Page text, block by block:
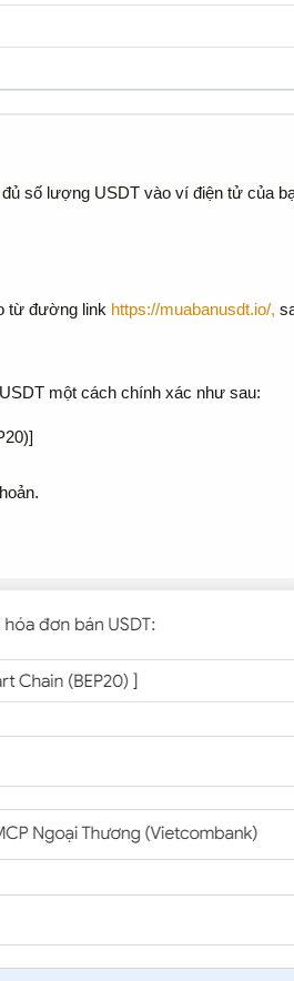
số lượng USDT vào ví điện tử của
từ đường link https://muabanusdt.io/,
một cách chính xác như sau: